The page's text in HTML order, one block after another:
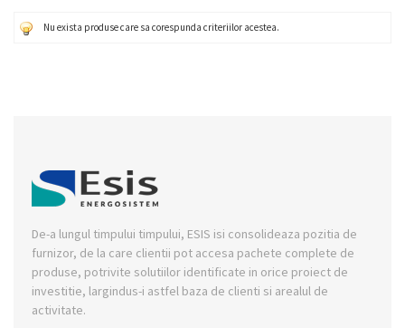
Nu exista produse care sa corespunda criteriilor acestea.
De-a lungul timpului timpului, ESIS isi consolideaza pozitia de
furnizor, de la care clientii pot accesa pachete complete de
produse, potrivite solutiilor identificate in orice proiect de
investitie, largindus-i astfel baza de clienti si arealul de
activitate.